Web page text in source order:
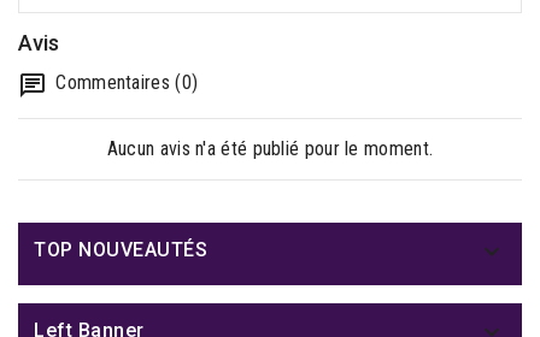
Avis
Commentaires (0)
Aucun avis n'a été publié pour le moment.
TOP NOUVEAUTÉS 
Left Banner